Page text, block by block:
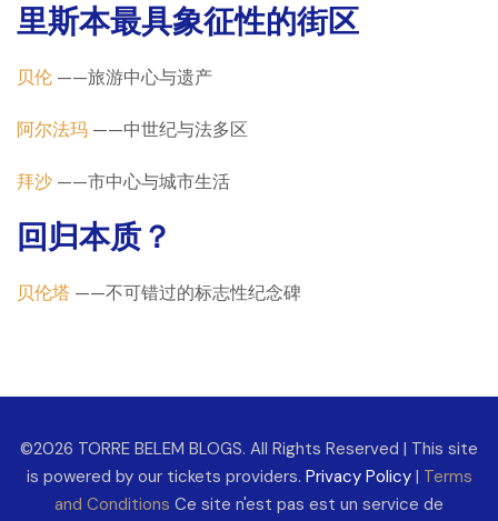
里斯本最具象征性的街区
贝伦 ——旅游中心与遗产
阿尔法玛 ——中世纪与法多区
拜沙 ——市中心与城市生活
回归本质？
贝伦塔 ——不可错过的标志性纪念碑
©2026 TORRE BELEM BLOGS. All Rights Reserved | This site
is powered by our tickets providers. Privacy Policy| Terms
and Conditions Ce site n'est pas est un service de